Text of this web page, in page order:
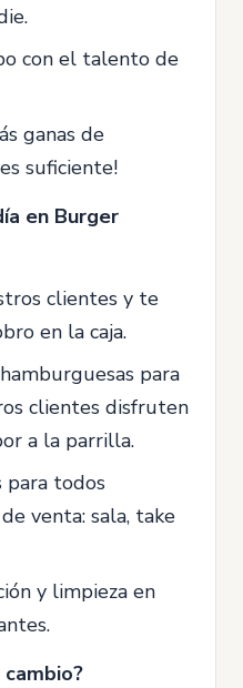
con el talento de
ganas de
suficiente!
en Burger
clientes y te
en la caja.
para
clientes disfruten
a la parrilla.
para todos
venta: sala, take
y limpieza en